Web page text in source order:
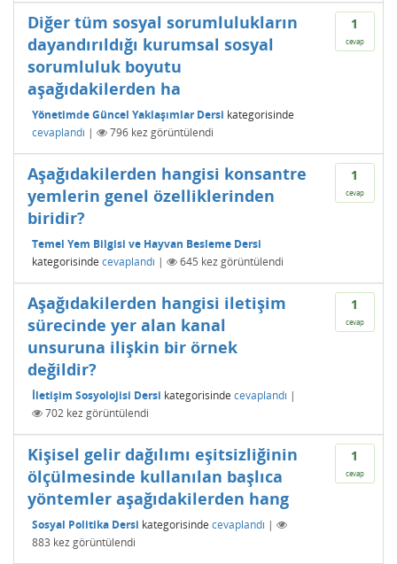
1
cevap
Diğer tüm sosyal sorumlulukların
dayandırıldığı kurumsal sosyal
sorumluluk boyutu
aşağıdakilerden ha
Yönetimde Güncel Yaklaşımlar Dersi kategorisinde
cevaplandı | 796 kez görüntülendi
1
cevap
Aşağıdakilerden hangisi konsantre
yemlerin genel özelliklerinden
biridir?
Temel Yem Bilgisi ve Hayvan Besleme Dersi
kategorisinde cevaplandı | 645 kez görüntülendi
1
cevap
Aşağıdakilerden hangisi iletişim
sürecinde yer alan kanal
unsuruna ilişkin bir örnek
değildir?
İletişim Sosyolojisi Dersi kategorisinde cevaplandı |
702 kez görüntülendi
1
cevap
Kişisel gelir dağılımı eşitsizliğinin
ölçülmesinde kullanılan başlıca
yöntemler aşağıdakilerden hang
Sosyal Politika Dersi kategorisinde cevaplandı |
883 kez görüntülendi